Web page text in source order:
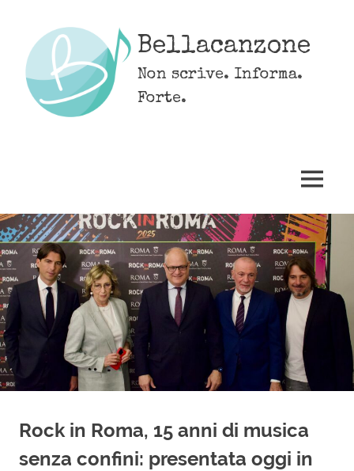
content
Bellacanzone
Non scrive. Informa.
Forte.
MENU
Rock in Roma, 15 anni di musica
senza confini: presentata oggi in